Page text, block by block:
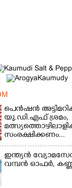
പെൻഷൻ
യു.ഡി.എഫ് ശ്രമം,
സംരക്ഷിക്കണം...
ഇന്ത്യൻ
വമ്പൻ ഓഫർ,
Copy Link